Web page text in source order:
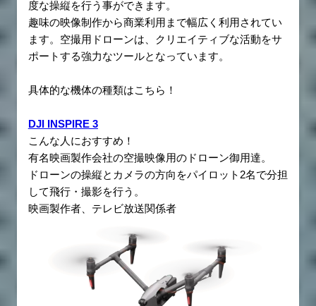
度な操縦を行う事ができます。
趣味の映像制作から商業利用まで幅広く利用されてい
ます。空撮用ドローンは、クリエイティブな活動をサ
ポートする強力なツールとなっています。
具体的な機体の種類はこちら！
DJI INSPIRE 3
こんな人におすすめ！
有名映画製作会社の空撮映像用のドローン御用達。
ドローンの操縦とカメラの方向をパイロット2名で分担
して飛行・撮影を行う。
映画製作者、テレビ放送関係者